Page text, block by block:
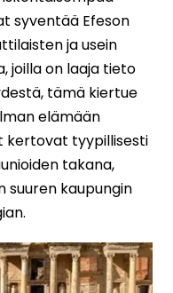
syventää Efeson
ja usein
joilla on laaja tieto
tämä kiertue
elämään
kertovat tyypillisesti
takana,
kaupungin